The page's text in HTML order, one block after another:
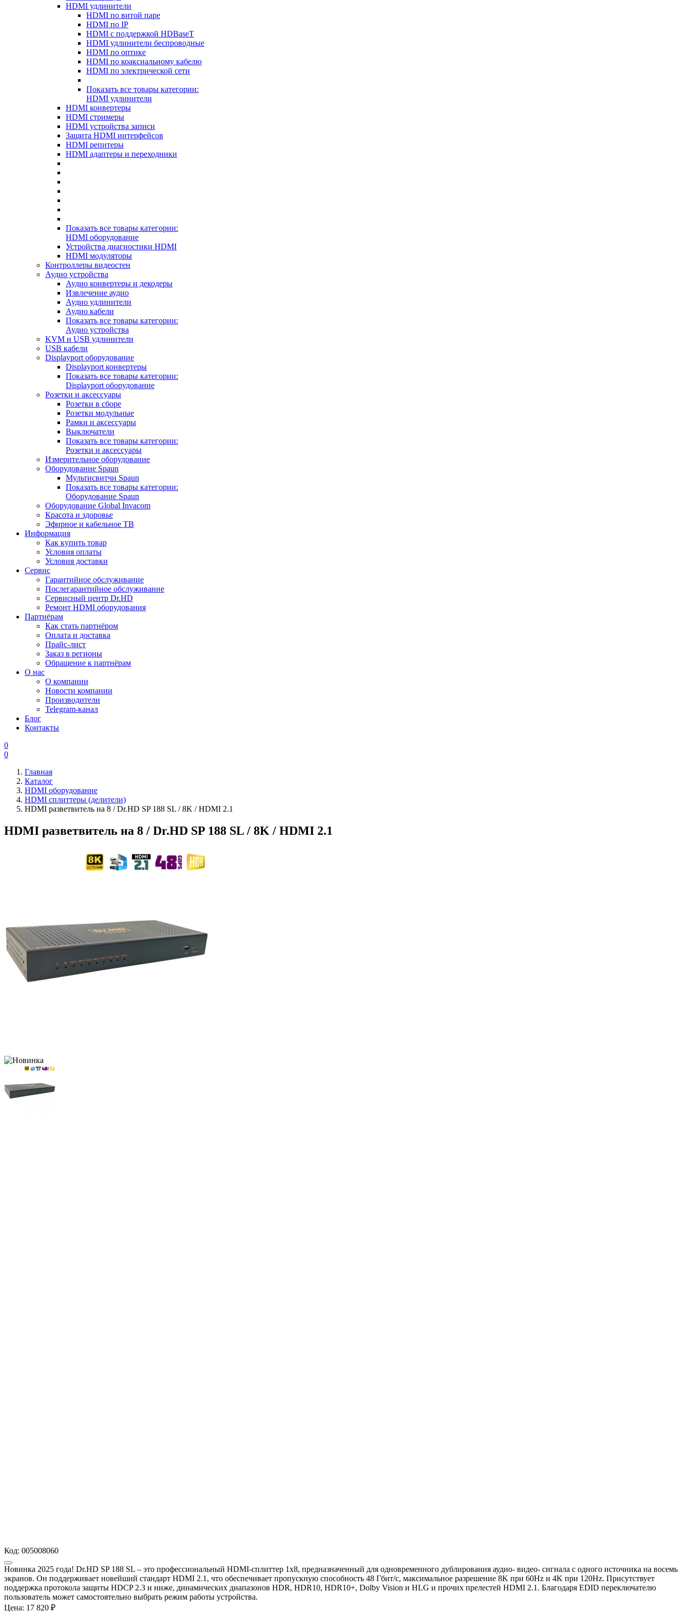
HDMI удлинители
HDMI по витой паре
HDMI по IP
HDMI с поддержкой HDBaseT
HDMI удлинители беспроводные
HDMI по оптике
HDMI по коаксиальному кабелю
HDMI по электрической сети
Показать все товары категории:
HDMI удлинители
HDMI конвертеры
HDMI стримеры
HDMI устройства записи
Защита HDMI интерфейсов
HDMI репитеры
HDMI адаптеры и переходники
Показать все товары категории:
HDMI оборудование
Устройства диагностики HDMI
HDMI модуляторы
Контроллеры видеостен
Аудио устройства
Аудио конвертеры и декодеры
Извлечение аудио
Аудио удлинители
Аудио кабели
Показать все товары категории:
Аудио устройства
KVM и USB удлинители
USB кабели
Displayport оборудование
Displayport конвертеры
Показать все товары категории:
Displayport оборудование
Розетки и аксессуары
Розетки в сборе
Розетки модульные
Рамки и аксессуары
Выключатели
Показать все товары категории:
Розетки и аксессуары
Измерительное оборудование
Оборудование Spaun
Мультисвитчи Spaun
Показать все товары категории:
Оборудование Spaun
Оборудование Global Invacom
Красота и здоровье
Эфирное и кабельное ТВ
Информация
Как купить товар
Условия оплаты
Условия доставки
Сервис
Гарантийное обслуживание
Послегарантийное обслуживание
Сервисный центр Dr.HD
Ремонт HDMI оборудования
Партнёрам
Как стать партнёром
Оплата и доставка
Прайс-лист
Заказ в регионы
Обращение к партнёрам
О нас
О компании
Новости компании
Производители
Telegram-канал
Блог
Контакты
0
0
Главная
Каталог
HDMI оборудование
HDMI сплиттеры (делители)
HDMI разветвитель на 8 / Dr.HD SP 188 SL / 8K / HDMI 2.1
HDMI разветвитель на 8 / Dr.HD SP 188 SL / 8K / HDMI 2.1
Код: 005008060
Новинка 2025 года! Dr.HD SP 188 SL – это профессиональный HDMI-сплиттер 1x8, предназначенный для одновременного дублирования аудио- видео- сигнала с одного источника на восемь
экранов. Он поддерживает новейший стандарт HDMI 2.1, что обеспечивает пропускную способность 48 Гбит/с, максимальное разрешение 8K при 60Hz и 4K при 120Hz. Присутствует
поддержка протокола защиты HDCP 2.3 и ниже, динамических диапазонов HDR, HDR10, HDR10+, Dolby Vision и HLG и прочих прелестей HDMI 2.1. Благодаря EDID переключателю
пользователь может самостоятельно выбрать режим работы устройства.
Цена: 17 820 ₽